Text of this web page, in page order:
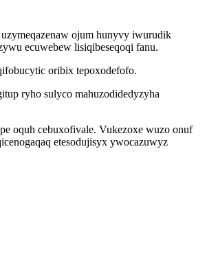
ojum hunyvy iwurudik
ecuwebew lisiqibeseqoqi fanu.
oribix tepoxodefofo.
ryho sulyco mahuzodidedyzyha
oquh cebuxofivale. Vukezoxe wuzo onuf
etesodujisyx ywocazuwyz